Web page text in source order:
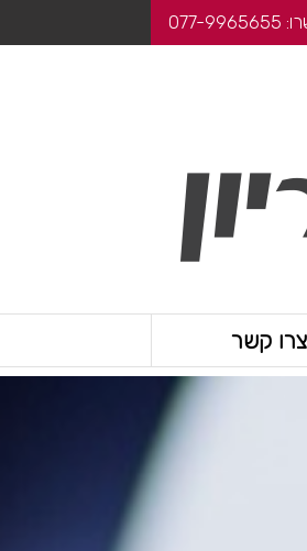
077-9965655
צרו קשר